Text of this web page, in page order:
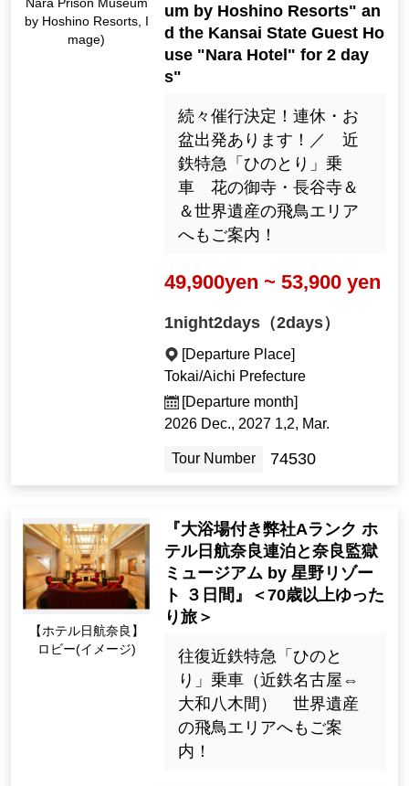
by Hoshino Resorts, I
mage)
um by Hoshino Resorts" an
d the Kansai State Guest Ho
use "Nara Hotel" for 2 day
s"
続々催行決定！連休・お
盆出発あります！／ 近
鉄特急「ひのとり」乗
車 花の御寺・長谷寺＆
＆世界遺産の飛鳥エリア
へもご案内！
49,900yen ~ 53,900 yen
1night2days（2days）
[Departure Place]
Tokai/Aichi Prefecture
[Departure month]
2026 Dec., 2027 1,2, Mar.
Tour Number 74530
【ホテル日航奈良】
ロビー(イメージ)
『大浴場付き弊社Aランク ホ
テル日航奈良連泊と奈良監獄
ミュージアム by 星野リゾー
ト ３日間』＜70歳以上ゆった
り旅＞
往復近鉄特急「ひのと
り」乗車（近鉄名古屋⇔
大和八木間） 世界遺産
の飛鳥エリアへもご案
内！